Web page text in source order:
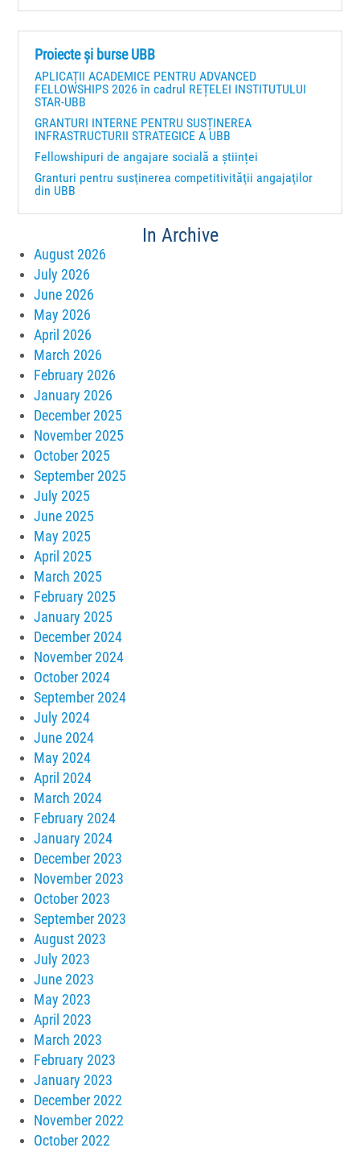
Proiecte și burse UBB
APLICAȚII ACADEMICE PENTRU ADVANCED
FELLOWSHIPS 2026 în cadrul REȚELEI INSTITUTULUI
STAR-UBB
GRANTURI INTERNE PENTRU SUSȚINEREA
INFRASTRUCTURII STRATEGICE A UBB
Fellowshipuri de angajare socială a științei
Granturi pentru susţinerea competitivităţii angajaţilor
din UBB
In Archive
August 2026
July 2026
June 2026
May 2026
April 2026
March 2026
February 2026
January 2026
December 2025
November 2025
October 2025
September 2025
July 2025
June 2025
May 2025
April 2025
March 2025
February 2025
January 2025
December 2024
November 2024
October 2024
September 2024
July 2024
June 2024
May 2024
April 2024
March 2024
February 2024
January 2024
December 2023
November 2023
October 2023
September 2023
August 2023
July 2023
June 2023
May 2023
April 2023
March 2023
February 2023
January 2023
December 2022
November 2022
October 2022